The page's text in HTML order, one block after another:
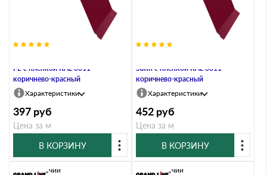
PE с пленкой RAL 3011
коричнево-красный
Характеристики
397 руб
Цена за м
В КОРЗИНУ
Satin с пленкой RAL 3011
коричнево-красный
Характеристики
452 руб
Цена за м
В КОРЗИНУ
В наличии В наличии